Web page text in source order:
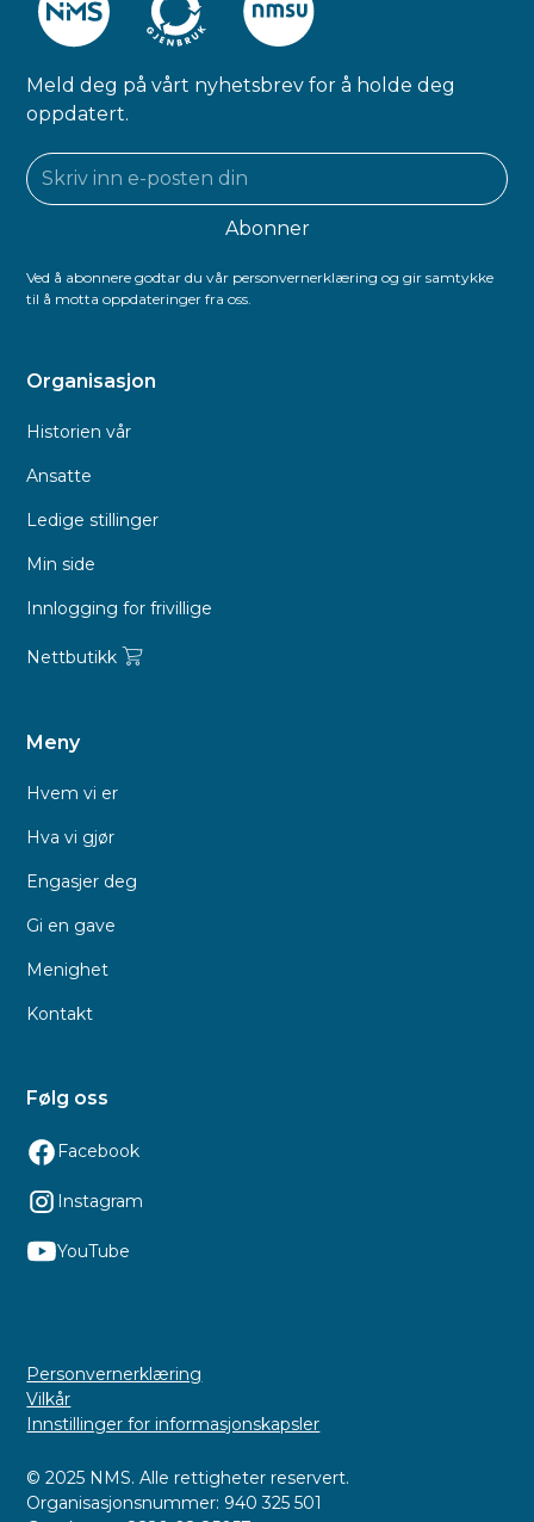
Meld deg på vårt nyhetsbrev for å holde deg
oppdatert.
Ved å abonnere godtar du vår personvernerklæring og gir samtykke
til å motta oppdateringer fra oss.
Organisasjon
Historien vår
Ansatte
Ledige stillinger
Min side
Innlogging for frivillige
Nettbutikk
Meny
Hvem vi er
Hva vi gjør
Engasjer deg
Gi en gave
Menighet
Kontakt
Følg oss
Facebook
Instagram
YouTube
© 2025 NMS. Alle rettigheter reservert.
Organisasjonsnummer: 940 325 501
Personvernerklæring
Vilkår
Innstillinger for informasjonskapsler